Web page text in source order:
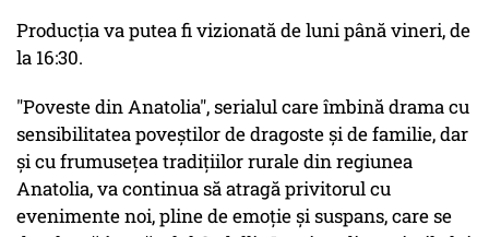
Producţia va putea fi vizionată de luni până vineri, de
la 16:30.
"Poveste din Anatolia", serialul care îmbină drama cu
sensibilitatea poveștilor de dragoste și de familie, dar
și cu frumusețea tradițiilor rurale din regiunea
Anatolia, va continua să atragă privitorul cu
evenimente noi, pline de emoție și suspans, care se